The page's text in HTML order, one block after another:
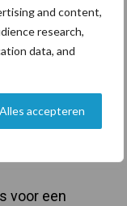
and content,
research,
data, and
Alles accepteren
voor
en
in krimpende
voor een